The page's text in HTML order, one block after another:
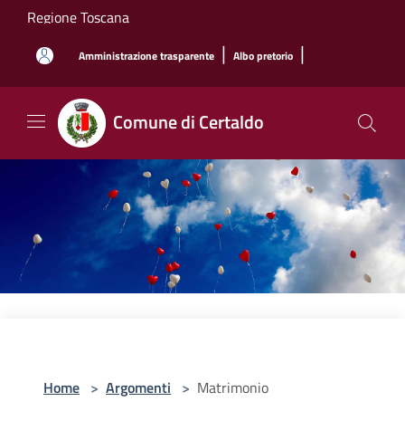
Salta al contenuto principale
Regione Toscana
Amministrazione trasparente | Albo pretorio |
Comune di Certaldo
Home > Argomenti > Matrimonio